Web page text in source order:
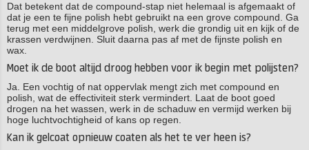
Dat betekent dat de compound-stap niet helemaal is afgemaakt of
dat je een te fijne polish hebt gebruikt na een grove compound. Ga
terug met een middelgrove polish, werk die grondig uit en kijk of de
krassen verdwijnen. Sluit daarna pas af met de fijnste polish en
wax.
Moet ik de boot altijd droog hebben voor ik begin met polijsten?
Ja. Een vochtig of nat oppervlak mengt zich met compound en
polish, wat de effectiviteit sterk vermindert. Laat de boot goed
drogen na het wassen, werk in de schaduw en vermijd werken bij
hoge luchtvochtigheid of kans op regen.
Kan ik gelcoat opnieuw coaten als het te ver heen is?